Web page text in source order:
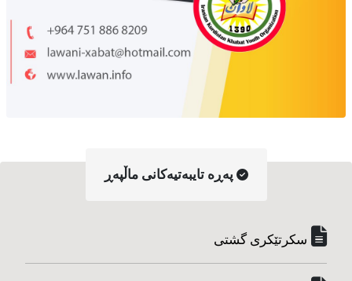
په‌ڕه‌ تایبه‌تیه‌کانی ماڵپه‌ڕ
سکرتێکری گشتی